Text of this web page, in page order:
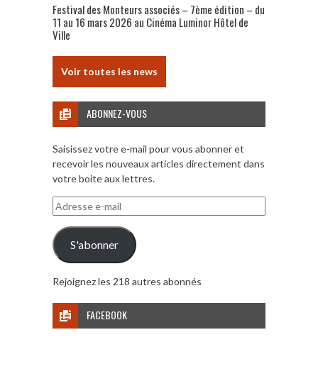
Festival des Monteurs associés – 7ème édition – du
11 au 16 mars 2026 au Cinéma Luminor Hôtel de
Ville
Voir toutes les news
ABONNEZ-VOUS
Saisissez votre e-mail pour vous abonner et
recevoir les nouveaux articles directement dans
votre boite aux lettres.
Adresse
e-
mail
S'abonner
Rejoignez les 218 autres abonnés
FACEBOOK